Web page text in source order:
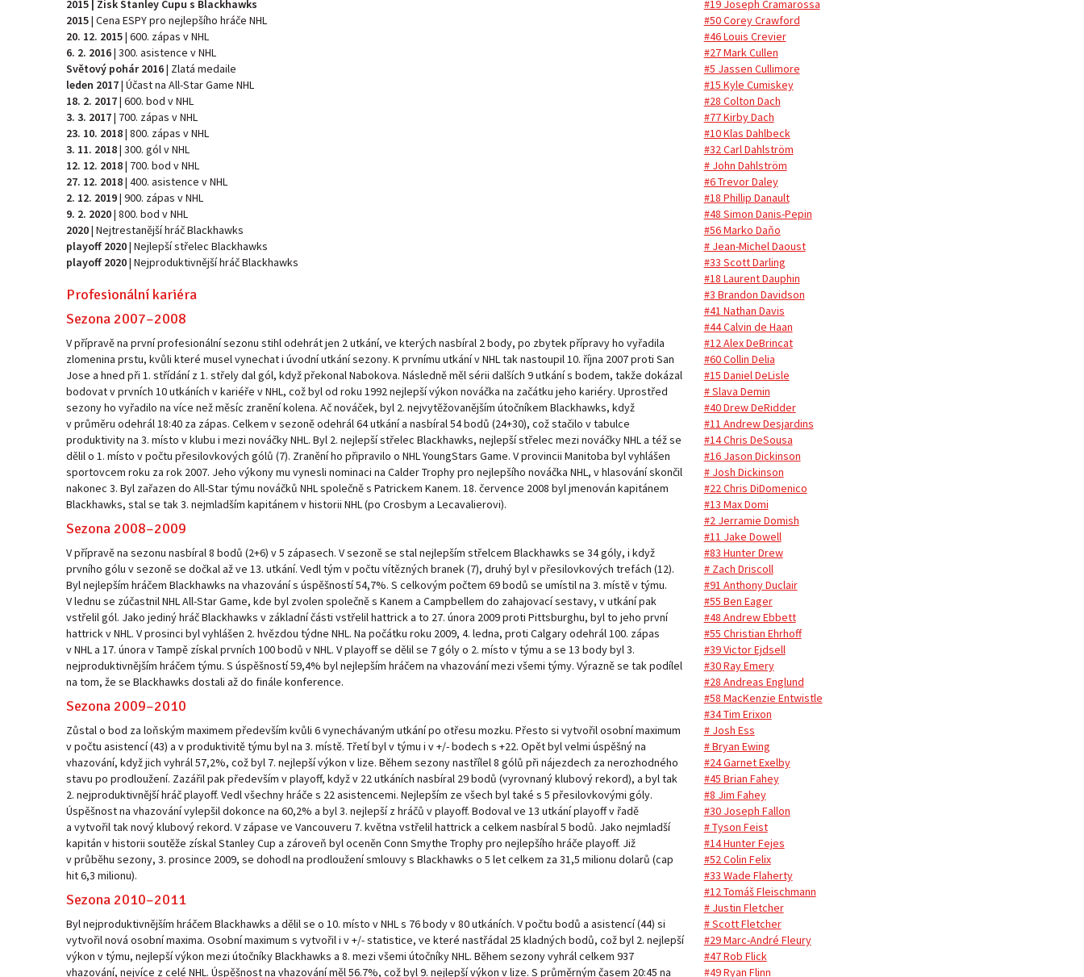
2015 | Zisk Stanley Cupu s Blackhawks
2015| Cena ESPY pro nejlepšího hráče NHL
20. 12. 2015| 600. zápas v NHL
6. 2. 2016| 300. asistence v NHL
Světový pohár 2016| Zlatá medaile
leden 2017| Účast na All-Star Game NHL
18. 2. 2017| 600. bod v NHL
3. 3. 2017| 700. zápas v NHL
23. 10. 2018| 800. zápas v NHL
3. 11. 2018| 300. gól v NHL
12. 12. 2018| 700. bod v NHL
27. 12. 2018| 400. asistence v NHL
2. 12. 2019| 900. zápas v NHL
9. 2. 2020| 800. bod v NHL
2020| Nejtrestanější hráč Blackhawks
playoff 2020| Nejlepší střelec Blackhawks
playoff 2020| Nejproduktivnější hráč Blackhawks
Profesionální kariéra
Sezona 2007–2008
V přípravě na první profesionální sezonu stihl odehrát jen 2 utkání, ve kterých nasbíral 2 body, po zbytek přípravy ho vyřadila
zlomenina prstu, kvůli které musel vynechat i úvodní utkání sezony. K prvnímu utkání v NHL tak nastoupil 10. října 2007 proti San
Jose a hned při 1. střídání z 1. střely dal gól, když překonal Nabokova. Následně měl sérii dalších 9 utkání s bodem, takže dokázal
bodovat v prvních 10 utkáních v kariéře v NHL, což byl od roku 1992 nejlepší výkon nováčka na začátku jeho kariéry. Uprostřed
sezony ho vyřadilo na více než měsíc zranění kolena. Ač nováček, byl 2. nejvytěžovanějším útočníkem Blackhawks, když
v průměru odehrál 18:40 za zápas. Celkem v sezoně odehrál 64 utkání a nasbíral 54 bodů (24+30), což stačilo v tabulce
produktivity na 3. místo v klubu i mezi nováčky NHL. Byl 2. nejlepší střelec Blackhawks, nejlepší střelec mezi nováčky NHL a též se
dělil o 1. místo v počtu přesilovkových gólů (7). Zranění ho připravilo o NHL YoungStars Game. V provincii Manitoba byl vyhlášen
sportovcem roku za rok 2007. Jeho výkony mu vynesli nominaci na Calder Trophy pro nejlepšího nováčka NHL, v hlasování skončil
nakonec 3. Byl zařazen do All-Star týmu nováčků NHL společně s Patrickem Kanem. 18. července 2008 byl jmenován kapitánem
Blackhawks, stal se tak 3. nejmladším kapitánem v historii NHL (po Crosbym a Lecavalierovi).
Sezona 2008–2009
V přípravě na sezonu nasbíral 8 bodů (2+6) v 5 zápasech. V sezoně se stal nejlepším střelcem Blackhawks se 34 góly, i když
prvního gólu v sezoně se dočkal až ve 13. utkání. Vedl tým v počtu vítězných branek (7), druhý byl v přesilovkových trefách (12).
Byl nejlepším hráčem Blackhawks na vhazování s úspěšností 54,7%. S celkovým počtem 69 bodů se umístil na 3. místě v týmu.
V lednu se zúčastnil NHL All-Star Game, kde byl zvolen společně s Kanem a Campbellem do zahajovací sestavy, v utkání pak
vstřelil gól. Jako jediný hráč Blackhawks v základní části vstřelil hattrick a to 27. února 2009 proti Pittsburghu, byl to jeho první
hattrick v NHL. V prosinci byl vyhlášen 2. hvězdou týdne NHL. Na počátku roku 2009, 4. ledna, proti Calgary odehrál 100. zápas
v NHL a 17. února v Tampě získal prvních 100 bodů v NHL. V playoff se dělil se 7 góly o 2. místo v týmu a se 13 body byl 3.
nejproduktivnějším hráčem týmu. S úspěšností 59,4% byl nejlepším hráčem na vhazování mezi všemi týmy. Výrazně se tak podílel
na tom, že se Blackhawks dostali až do finále konference.
Sezona 2009–2010
Zůstal o bod za loňským maximem především kvůli 6 vynechávaným utkání po otřesu mozku. Přesto si vytvořil osobní maximum
v počtu asistencí (43) a v produktivitě týmu byl na 3. místě. Třetí byl v týmu i v +/- bodech s +22. Opět byl velmi úspěšný na
vhazování, když jich vyhrál 57,2%, což byl 7. nejlepší výkon v lize. Během sezony nastřílel 8 gólů při nájezdech za nerozhodného
stavu po prodloužení. Zazářil pak především v playoff, když v 22 utkáních nasbíral 29 bodů (vyrovnaný klubový rekord), a byl tak
2. nejproduktivnější hráč playoff. Vedl všechny hráče s 22 asistencemi. Nejlepším ze všech byl také s 5 přesilovkovými góly.
Úspěšnost na vhazování vylepšil dokonce na 60,2% a byl 3. nejlepší z hráčů v playoff. Bodoval ve 13 utkání playoff v řadě
a vytvořil tak nový klubový rekord. V zápase ve Vancouveru 7. května vstřelil hattrick a celkem nasbíral 5 bodů. Jako nejmladší
kapitán v historii soutěže získal Stanley Cup a zároveň byl oceněn Conn Smythe Trophy pro nejlepšího hráče playoff. Již
v průběhu sezony, 3. prosince 2009, se dohodl na prodloužení smlouvy s Blackhawks o 5 let celkem za 31,5 milionu dolarů (cap
hit 6,3 milionu).
Sezona 2010–2011
Byl nejproduktivnějším hráčem Blackhawks a dělil se o 10. místo v NHL s 76 body v 80 utkáních. V počtu bodů a asistencí (44) si
vytvořil nová osobní maxima. Osobní maximum s vytvořil i v +/- statistice, ve které nastřádal 25 kladných bodů, což byl 2. nejlepší
výkon v týmu, nejlepší výkon mezi útočníky Blackhawks a 8. mezi všemi útočníky NHL. Během sezony vyhrál celkem 937
vhazování, nejvíce z celé NHL. Úspěšnost na vhazování měl 56.7%, což byl 9. nejlepší výkon v lize. S průměrným časem 20:45 na
#19 Joseph Cramarossa
#50 Corey Crawford
#46 Louis Crevier
#27 Mark Cullen
#5 Jassen Cullimore
#15 Kyle Cumiskey
#28 Colton Dach
#77 Kirby Dach
#10 Klas Dahlbeck
#32 Carl Dahlström
# John Dahlström
#6 Trevor Daley
#18 Phillip Danault
#48 Simon Danis-Pepin
#56 Marko Daňo
# Jean-Michel Daoust
#33 Scott Darling
#18 Laurent Dauphin
#3 Brandon Davidson
#41 Nathan Davis
#44 Calvin de Haan
#12 Alex DeBrincat
#60 Collin Delia
#15 Daniel DeLisle
# Slava Demin
#40 Drew DeRidder
#11 Andrew Desjardins
#14 Chris DeSousa
#16 Jason Dickinson
# Josh Dickinson
#22 Chris DiDomenico
#13 Max Domi
#2 Jerramie Domish
#11 Jake Dowell
#83 Hunter Drew
# Zach Driscoll
#91 Anthony Duclair
#55 Ben Eager
#48 Andrew Ebbett
#55 Christian Ehrhoff
#39 Victor Ejdsell
#30 Ray Emery
#28 Andreas Englund
#58 MacKenzie Entwistle
#34 Tim Erixon
# Josh Ess
# Bryan Ewing
#24 Garnet Exelby
#45 Brian Fahey
#8 Jim Fahey
#30 Joseph Fallon
# Tyson Feist
#14 Hunter Fejes
#52 Colin Felix
#33 Wade Flaherty
#12 Tomáš Fleischmann
# Justin Fletcher
# Scott Fletcher
#29 Marc-André Fleury
#47 Rob Flick
#49 Ryan Flinn